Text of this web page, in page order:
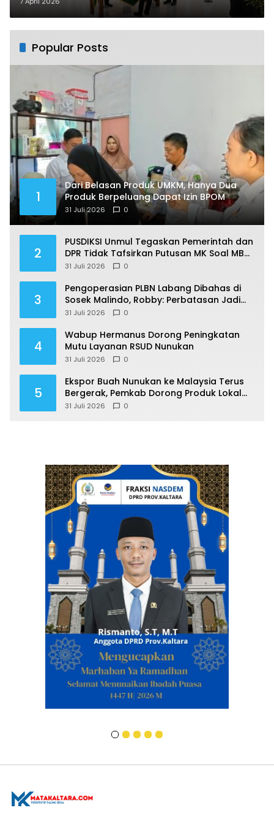
Popular Posts
1
Dari Belasan Produk UMKM, Hanya Dua
Produk Berpeluang Dapat Izin BPOM
31 Juli 2026 0
2
PUSDIKSI Unmul Tegaskan Pemerintah dan
DPR Tidak Tafsirkan Putusan MK Soal MBG
Sesuka Hati
31 Juli 2026 0
3
Pengoperasian PLBN Labang Dibahas di
Sosek Malindo, Robby: Perbatasan Jadi
Motor Ekonomi
31 Juli 2026 0
4
Wabup Hermanus Dorong Peningkatan
Mutu Layanan RSUD Nunukan
31 Juli 2026 0
5
Ekspor Buah Nunukan ke Malaysia Terus
Bergerak, Pemkab Dorong Produk Lokal
Naik Kelas
31 Juli 2026 0